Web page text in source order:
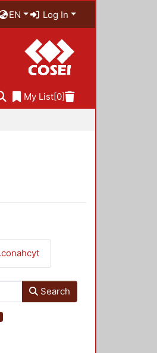
EN Log In
My List[0]
Search